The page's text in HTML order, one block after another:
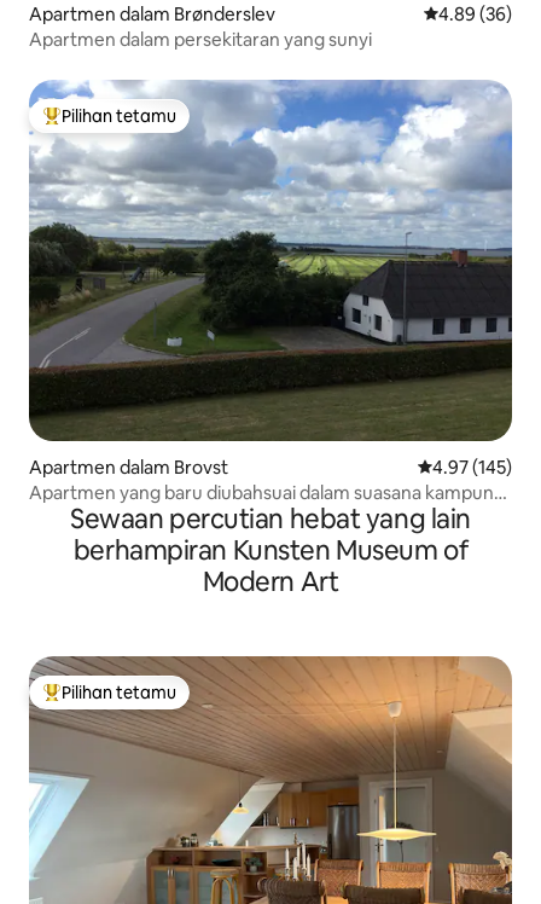
Apartmen dalam Brønderslev Penarafan
4.89 (36)
Apartmen dalam persekitaran yang sunyi
Pilihan utama tetamu
Pilihan tetamu
Apartmen dalam Brovst Penarafan
4.97 (145)
Apartmen yang baru diubahsuai dalam suasana kampung
yang menawan.
Sewaan percutian hebat yang lain
berhampiran Kunsten Museum of
Modern Art
Pilihan utama tetamu
Pilihan tetamu